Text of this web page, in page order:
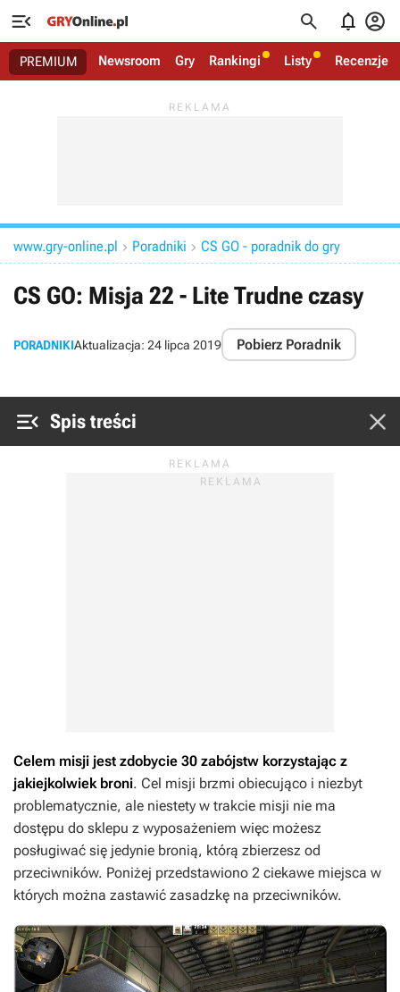
   
PREMIUM Newsroom Gry Rankingi Listy Recenzje
www.gry-online.pl  Poradniki  CS GO - poradnik do gry
CS GO: Misja 22 - Lite Trudne czasy
PORADNIKIAktualizacja: 24 lipca 2019 Pobierz Poradnik
 Spis treści 
Celem misji jest zdobycie 30 zabójstw korzystając z
jakiejkolwiek broni. Cel misji brzmi obiecująco i niezbyt
problematycznie, ale niestety w trakcie misji nie ma
dostępu do sklepu z wyposażeniem więc możesz
posługiwać się jedynie bronią, którą zbierzesz od
przeciwników. Poniżej przedstawiono 2 ciekawe miejsca w
których można zastawić zasadzkę na przeciwników.